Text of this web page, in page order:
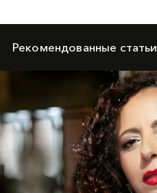
Рекомендованные статьи